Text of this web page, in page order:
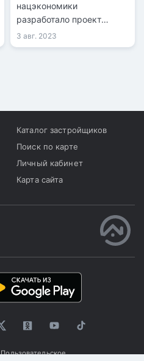
нацэкономики
разработало проект
закона "Об установлении
особого статуса города
развития города.
3 авг. 2023
Каталог застройщиков
Поиск по карте
Личный кабинет
Карта сайта
Пользовательское